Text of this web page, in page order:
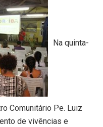
Na quinta-
Comunitário Pe. Luiz
de vivências e